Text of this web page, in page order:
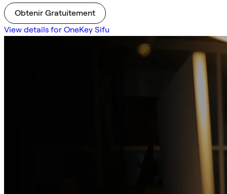
Obtenir Gratuitement
View details for OneKey Sifu